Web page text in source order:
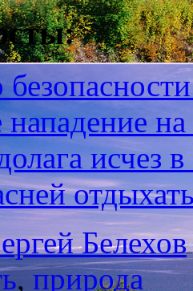
нападение
исчез
Белехов
,природа